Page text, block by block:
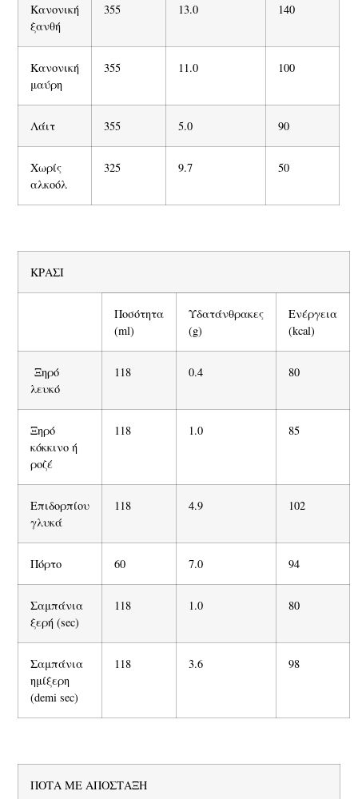
Κανονική
ξανθή
355 13.0 140
Κανονική
μαύρη
355 11.0 100
Λάιτ 355 5.0 90
Χωρίς
αλκοόλ
325 9.7 50
ΚΡΑΣΙ
Ποσότητα
(ml)
Υδατάνθρακες
(g)
Ενέργεια
(kcal)
Ξηρό
λευκό
118 0.4 80
Ξηρό
κόκκινο ή
ροζέ
118 1.0 85
Επιδορπίου
γλυκά
118 4.9 102
Πόρτο 60 7.0 94
Σαμπάνια
ξερή (sec)
118 1.0 80
Σαμπάνια
ημίξερη
(demi sec)
118 3.6 98
ΠΟΤΑ ΜΕ ΑΠΟΣΤΑΞΗ